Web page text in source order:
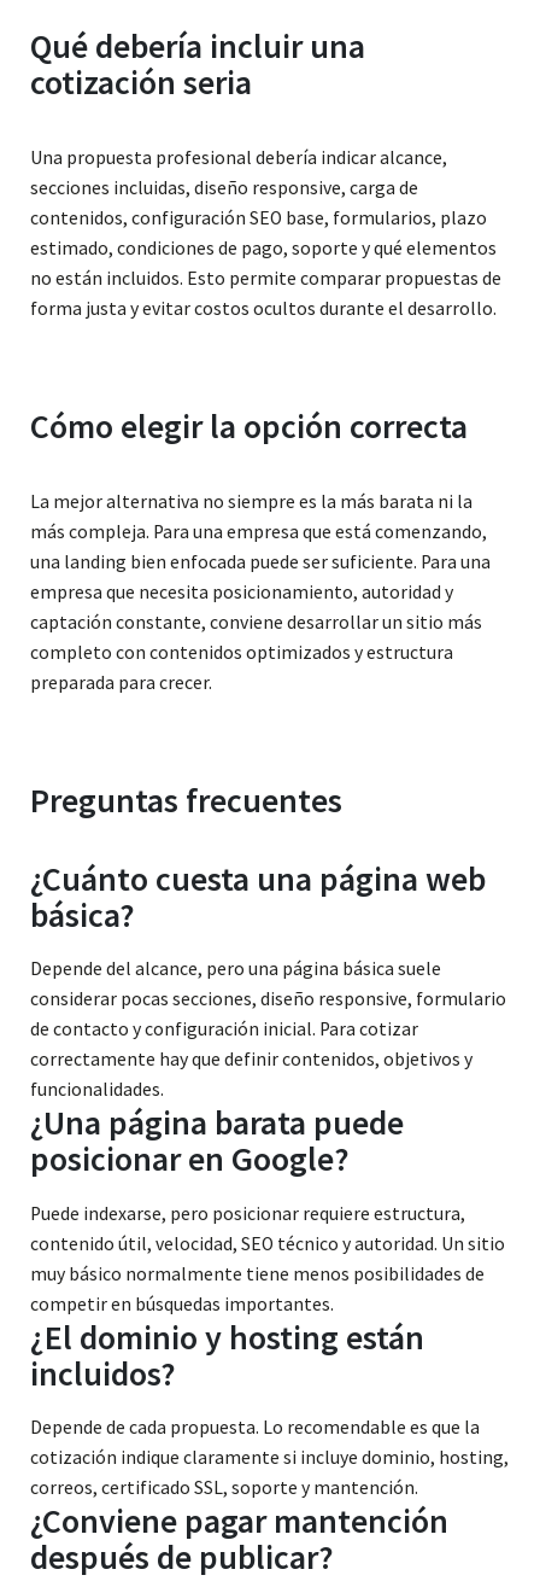
Qué debería incluir una
cotización seria
Una propuesta profesional debería indicar alcance,
secciones incluidas, diseño responsive, carga de
contenidos, configuración SEO base, formularios, plazo
estimado, condiciones de pago, soporte y qué elementos
no están incluidos. Esto permite comparar propuestas de
forma justa y evitar costos ocultos durante el desarrollo.
Cómo elegir la opción correcta
La mejor alternativa no siempre es la más barata ni la
más compleja. Para una empresa que está comenzando,
una landing bien enfocada puede ser suficiente. Para una
empresa que necesita posicionamiento, autoridad y
captación constante, conviene desarrollar un sitio más
completo con contenidos optimizados y estructura
preparada para crecer.
Preguntas frecuentes
¿Cuánto cuesta una página web
básica?
Depende del alcance, pero una página básica suele
considerar pocas secciones, diseño responsive, formulario
de contacto y configuración inicial. Para cotizar
correctamente hay que definir contenidos, objetivos y
funcionalidades.
¿Una página barata puede
posicionar en Google?
Puede indexarse, pero posicionar requiere estructura,
contenido útil, velocidad, SEO técnico y autoridad. Un sitio
muy básico normalmente tiene menos posibilidades de
competir en búsquedas importantes.
¿El dominio y hosting están
incluidos?
Depende de cada propuesta. Lo recomendable es que la
cotización indique claramente si incluye dominio, hosting,
correos, certificado SSL, soporte y mantención.
¿Conviene pagar mantención
después de publicar?